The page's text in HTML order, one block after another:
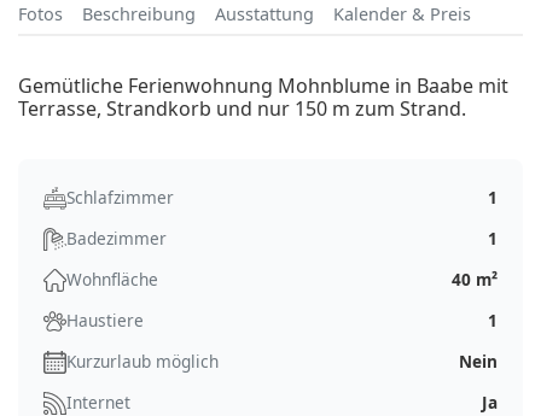
Fotos Beschreibung Ausstattung Kalender & Preis
Gemütliche Ferienwohnung Mohnblume in Baabe mit
Terrasse, Strandkorb und nur 150 m zum Strand.
Schlafzimmer
1
Badezimmer
1
Wohnfläche
40 m²
Haustiere
1
Kurzurlaub möglich
Nein
Internet
Ja